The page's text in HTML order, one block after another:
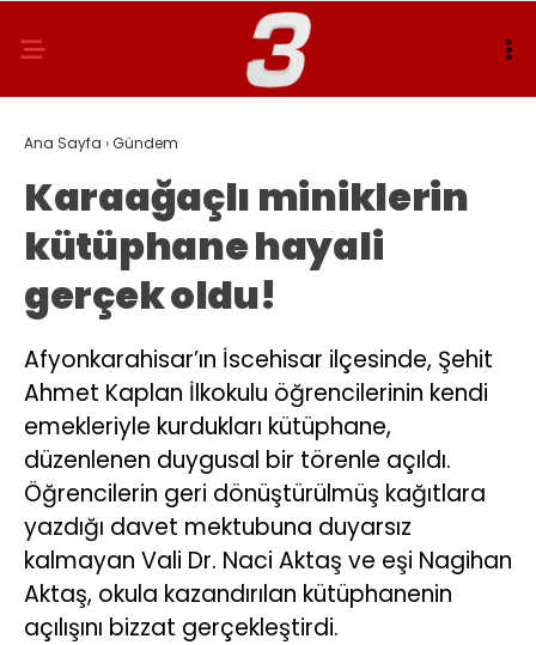
Ana Sayfa ›Gündem
Karaağaçlı miniklerin
kütüphane hayali
gerçek oldu!
Afyonkarahisar’ın İscehisar ilçesinde, Şehit
Ahmet Kaplan İlkokulu öğrencilerinin kendi
emekleriyle kurdukları kütüphane,
düzenlenen duygusal bir törenle açıldı.
Öğrencilerin geri dönüştürülmüş kağıtlara
yazdığı davet mektubuna duyarsız
kalmayan Vali Dr. Naci Aktaş ve eşi Nagihan
Aktaş, okula kazandırılan kütüphanenin
açılışını bizzat gerçekleştirdi.